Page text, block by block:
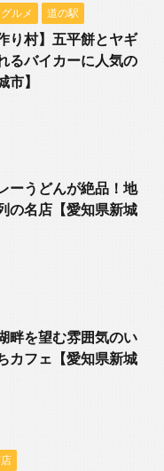
グルメ 道の駅
り村】五平餅とヤギ
るバイカーに人気の
】
ーうどんが絶品！地
の名店【愛知県新城
畔を望む雰囲気のい
カフェ【愛知県新城